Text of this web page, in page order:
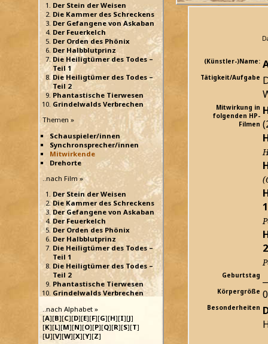
Der Stein der Weisen
Die Kammer des Schreckens
Der Gefangene von Askaban
Der Feuerkelch
Der Orden des Phönix
Der Halbblutprinz
Die Heiligtümer des Todes –
Teil 1
Die Heiligtümer des Todes –
Teil 2
Phantastische Tierwesen
Grindelwalds Verbrechen
Themen »
Schauspieler/innen
Synchronsprecher/innen
Mitwirkende
Drehorte
..nach Film »
Der Stein der Weisen
Die Kammer des Schreckens
Der Gefangene von Askaban
Der Feuerkelch
Der Orden des Phönix
Der Halbblutprinz
Die Heiligtümer des Todes –
Teil 1
Die Heiligtümer des Todes –
Teil 2
Phantastische Tierwesen
Grindelwalds Verbrechen
..nach Alphabet »
[A][B][C][D][E][F][G][H][I][J]
[K][L][M][N][O][P][Q][R][S][T]
[U][V][W][X][Y][Z]
(Künstler-)Name:
Tätigkeit/Aufgabe
Mitwirkung in
folgenden HP-
Filmen
1
2
Geburtstag
Körpergröße
Besonderheiten